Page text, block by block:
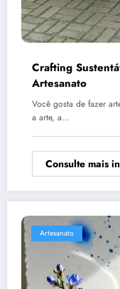
Crafting
Artesanato
Você gosta de fazer
a arte, a…
Consulte mais
Artesanato